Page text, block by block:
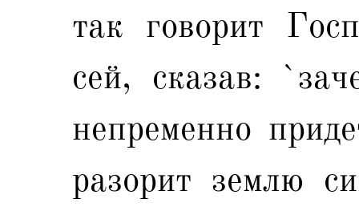
так говорит
сей, сказав:
непременно
разорит землю